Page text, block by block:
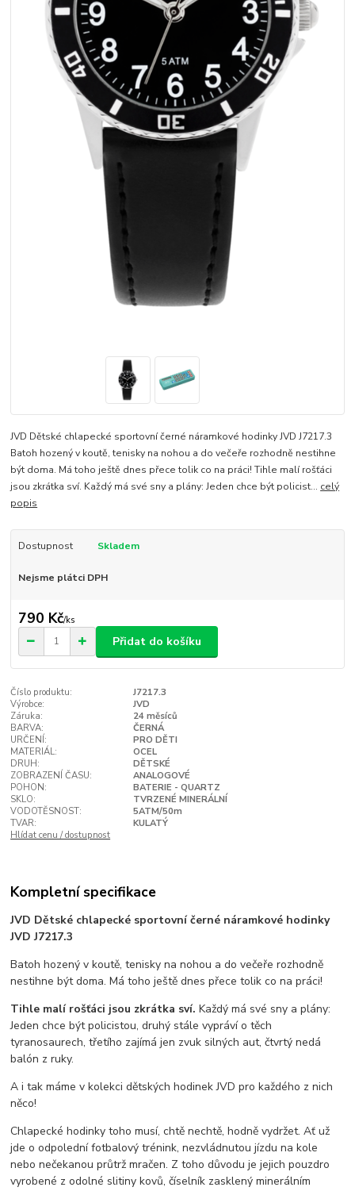
JVD Dětské chlapecké sportovní černé náramkové hodinky JVD J7217.3
Batoh hozený v koutě, tenisky na nohou a do večeře rozhodně nestihne
být doma. Má toho ještě dnes přece tolik co na práci! Tihle malí rošťáci
jsou zkrátka sví. Každý má své sny a plány: Jeden chce být policist... celý
popis
Dostupnost Skladem
Nejsme plátci DPH
790 Kč/ks
Přidat do košíku
Číslo produktu:
J7217.3
Výrobce:
JVD
Záruka:
24 měsíců
BARVA:
ČERNÁ
URČENÍ:
PRO DĚTI
MATERIÁL:
OCEL
DRUH:
DĚTSKÉ
ZOBRAZENÍ ČASU:
ANALOGOVÉ
POHON:
BATERIE - QUARTZ
SKLO:
TVRZENÉ MINERÁLNÍ
VODOTĚSNOST:
5ATM/50m
TVAR:
KULATÝ
Hlídat cenu / dostupnost
Kompletní specifikace
JVD Dětské chlapecké sportovní černé náramkové hodinky
JVD J7217.3
Batoh hozený v koutě, tenisky na nohou a do večeře rozhodně
nestihne být doma. Má toho ještě dnes přece tolik co na práci!
Tihle malí rošťáci jsou zkrátka sví. Každý má své sny a plány:
Jeden chce být policistou, druhý stále vypráví o těch
tyranosaurech, třetího zajímá jen zvuk silných aut, čtvrtý nedá
balón z ruky.
A i tak máme v kolekci dětských hodinek JVD pro každého z nich
něco!
Chlapecké hodinky toho musí, chtě nechtě, hodně vydržet. Ať už
jde o odpolední fotbalový trénink, nezvládnutou jízdu na kole
nebo nečekanou průtrž mračen. Z toho důvodu je jejich pouzdro
vyrobené z odolné slitiny kovů, číselník zasklený minerálním